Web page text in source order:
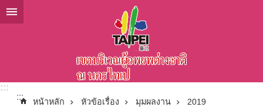
ข้ามไปที่บล็อกเนื้อหาหลัก
:::
:::
หน้าหลัก หัวข้อเรื่อง มุมผลงาน
2019